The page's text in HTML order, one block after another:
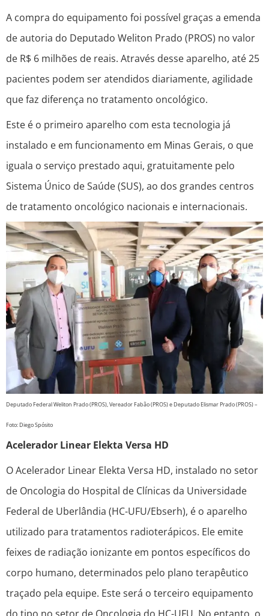
A compra do equipamento foi possível graças a emenda
de autoria do Deputado Weliton Prado (PROS) no valor
de R$ 6 milhões de reais. Através desse aparelho, até 25
pacientes podem ser atendidos diariamente, agilidade
que faz diferença no tratamento oncológico.
Este é o primeiro aparelho com esta tecnologia já
instalado e em funcionamento em Minas Gerais, o que
iguala o serviço prestado aqui, gratuitamente pelo
Sistema Único de Saúde (SUS), ao dos grandes centros
de tratamento oncológico nacionais e internacionais.
Deputado Federal Weliton Prado (PROS), Vereador Fabão (PROS) e Deputado Elismar Prado (PROS) –
Foto: Diego Spósito
Acelerador Linear Elekta Versa HD
O Acelerador Linear Elekta Versa HD, instalado no setor
de Oncologia do Hospital de Clínicas da Universidade
Federal de Uberlândia (HC-UFU/Ebserh), é o aparelho
utilizado para tratamentos radioterápicos. Ele emite
feixes de radiação ionizante em pontos específicos do
corpo humano, determinados pelo plano terapêutico
traçado pela equipe. Este será o terceiro equipamento